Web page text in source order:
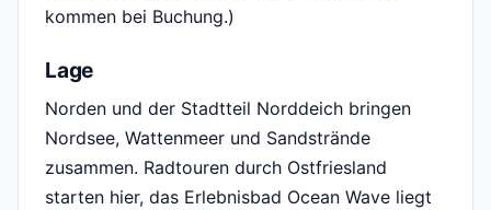
kommen bei Buchung.)
Lage
Norden und der Stadtteil Norddeich bringen
Nordsee, Wattenmeer und Sandstrände
zusammen. Radtouren durch Ostfriesland
starten hier, das Erlebnisbad Ocean Wave liegt